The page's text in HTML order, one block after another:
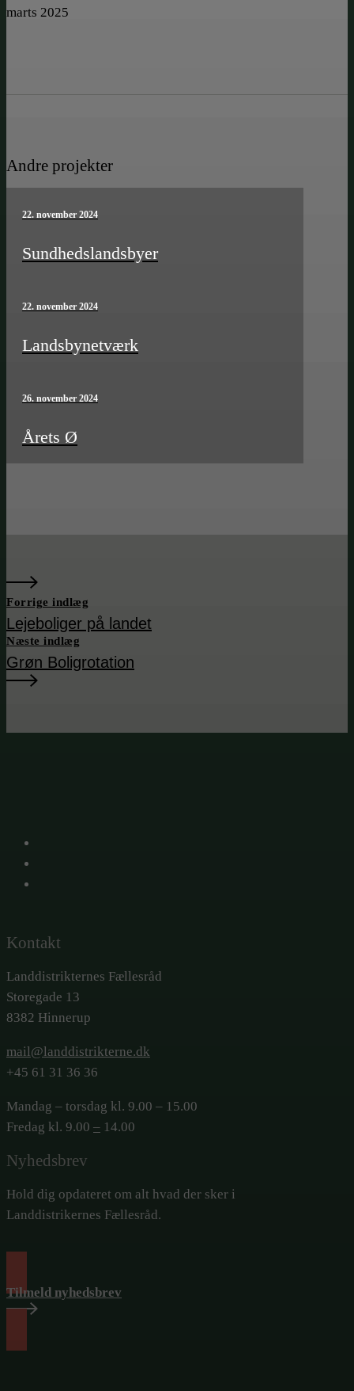
marts 2025
Andre projekter
22. november 2024
Sundheds­­landsbyer
22. november 2024
Landsbynetværk
26. november 2024
Årets Ø
Forrige indlæg
Lejeboliger på landet
Næste indlæg
Grøn Boligrotation
Kontakt
Landdistrikternes Fællesråd
Storegade 13
8382 Hinnerup
mail@landdistrikterne.dk
+45 61 31 36 36
Mandag – torsdag kl. 9.00 – 15.00
Fredag kl. 9.00 – 14.00
Nyhedsbrev
Hold dig opdateret om alt hvad der sker i
Landdistrikernes Fællesråd.
Tilmeld nyhedsbrev